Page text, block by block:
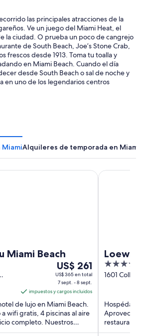
las principales atracciones de la
Ve un juego del Miami Heat, el
la ciudad. O prueba un poco de cangrejo
de South Beach, Joe’s Stone Crab,
frescos desde 1913. Toma tu toalla y
en Miami Beach. Cuando el día
desde South Beach o sal de noche y
en uno de los legendarios centros
Alquileres de temporada en Miami
Miami Beach
Del
7
sept
al
8
sept,
el
US$ 261
US$ 365 en total
7 sept. - 8 sept.
impuestos y cargos incluidos
de lujo en Miami Beach.
wifi gratis, 4 piscinas al aire
completo. Nuestros
Beach
Loews
South
4.5
out
1601
Hospédate
Aprovecha
Nuestros
Loews